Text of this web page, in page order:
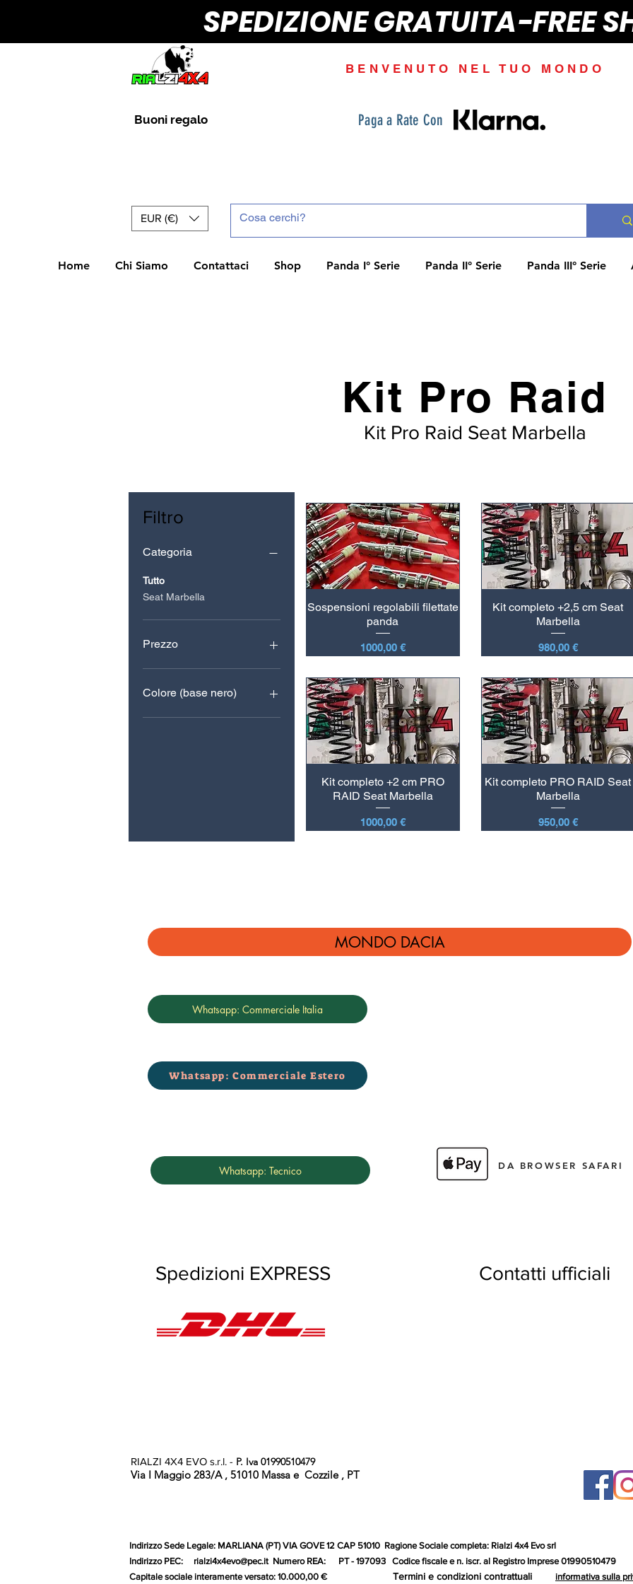
SPEDIZIONE GRATUITA-FREE
Buoni regalo
BENVENUTO NEL TUO MONDO
Paga a Rate Con
EUR (€)
Home Chi Siamo Contattaci Shop Panda I° Serie Panda II° Serie Panda III° Serie
Kit Pro Raid
Kit Pro Raid Seat Marbella
Filtro
Categoria
Tutto
Seat Marbella
Prezzo
950 €
Colore (base nero)
Sospensioni regolabili filettate
panda
Prezzo
1000,00 €
Kit completo +2,5 cm Seat
Marbella
Prezzo
980,00 €
Kit completo +2 cm PRO
RAID Seat Marbella
Prezzo
1000,00 €
Kit completo PRO RAID Seat
Marbella
Prezzo
950,00 €
MONDO DACIA
Whatsapp: Commerciale Italia
Whatsapp: Commerciale Estero
Whatsapp: Tecnico DA BROWSER SAFARI
Spedizioni EXPRESS Contatti ufficiali
RIALZI 4X4 EVO s.r.l. - P. Iva 01990510479
Via I Maggio 283/A , 51010 Massa e Cozzile , PT
Indirizzo Sede Legale: MARLIANA (PT) VIA GOVE 12 CAP 51010 Ragione Sociale completa: Rialzi 4x4 Evo srl
Indirizzo PEC: rialzi4x4evo@pec.itNumero REA: PT - 197093 Codice fiscale e n. iscr. al Registro Imprese 01990510479
Capitale sociale interamente versato: 10.000,00 € Termini e condizioni contrattuali informativa sulla